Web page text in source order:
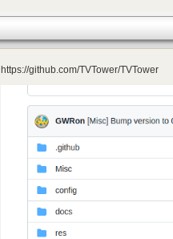
https://github.com/TVTower/TVTower